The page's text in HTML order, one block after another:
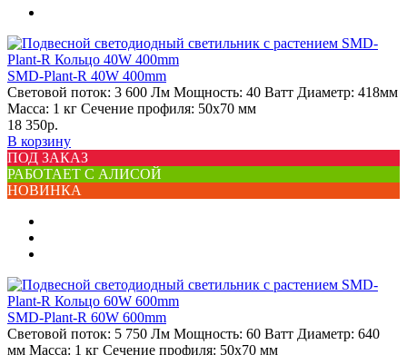
SMD-Plant-R 40W 400mm
Световой поток: 3 600 Лм Мощность: 40 Ватт Диаметр: 418мм
Масса: 1 кг Сечение профиля: 50х70 мм
18 350р.
В корзину
ПОД ЗАКАЗ
РАБОТАЕТ С АЛИСОЙ
НОВИНКА
SMD-Plant-R 60W 600mm
Световой поток: 5 750 Лм Мощность: 60 Ватт Диаметр: 640
мм Масса: 1 кг Сечение профиля: 50х70 мм